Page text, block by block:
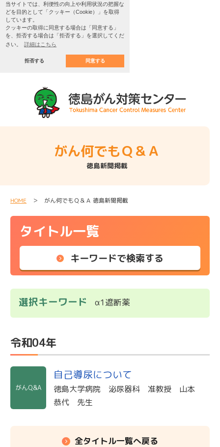
当サイトでは、利便性の向上や利用状況の把握な
どを目的として「クッキー（Cookie）」を取得
しています。
クッキーの取得に同意する場合は「同意する」
を、拒否する場合は「拒否する」を選択してくだ
さい。
詳細はこちら
拒否する 同意する
がん何でもＱ＆Ａ
徳島新聞掲載
HOME ＞ がん何でもＱ＆Ａ 徳島新聞掲載
タイトル一覧
キーワードで検索する
選択キーワード α1遮断薬
令和04年
がんQ&A
自己導尿について
徳島大学病院 泌尿器科 准教授 山本
恭代 先生
全タイトル一覧へ戻る